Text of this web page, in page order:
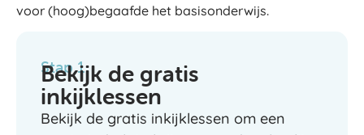
voor (hoog)begaafde het basisonderwijs.
Stap 1
Bekijk de gratis
inkijklessen
Bekijk de gratis inkijklessen om een